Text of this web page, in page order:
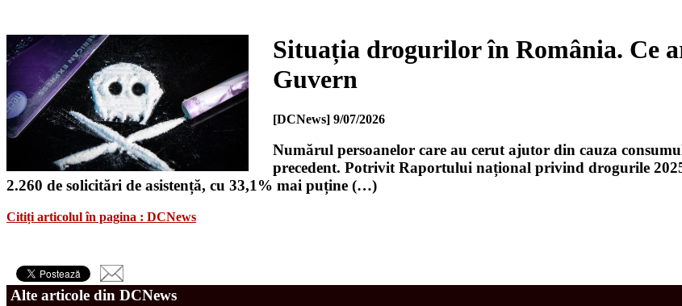
Situația drogurilor în România. Ce
Guvern
[DCNews] 9/07/2026
Numărul persoanelor care au cerut ajutor din cauza
precedent. Potrivit Raportului național privind drogurile
2.260 de solicitări de asistență, cu 33,1% mai puține (…)
Citiți articolul în pagina : DCNews
Alte articole din DCNews